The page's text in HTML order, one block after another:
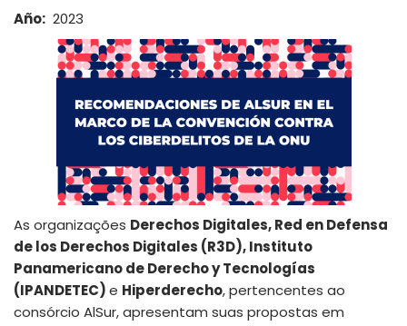
Año 2023
As organizações Derechos Digitales, Red en Defensa
de los Derechos Digitales (R3D), Instituto
Panamericano de Derecho y Tecnologías
(IPANDETEC)e Hiperderecho, pertencentes ao
consórcio AlSur, apresentam suas propostas em